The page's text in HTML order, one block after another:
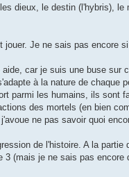
dieux, le destin (l'hybris),
Je ne sais pas encore
car je suis une buse sur
à la nature de
parmi les humains, ils
des mortels (en bien
ne pas savoir quoi
de l'histoire. A la
(mais je ne sais pas